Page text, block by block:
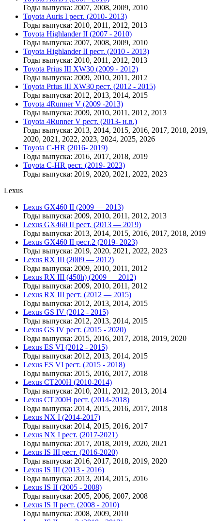
Годы выпуска: 2007, 2008, 2009, 2010
Toyota Auris I рест. (2010- 2013)
Годы выпуска: 2010, 2011, 2012, 2013
Toyota Highlander II (2007 - 2010)
Годы выпуска: 2007, 2008, 2009, 2010
Toyota Highlander II рест. (2010 - 2013)
Годы выпуска: 2010, 2011, 2012, 2013
Toyota Prius III XW30 (2009 - 2012)
Годы выпуска: 2009, 2010, 2011, 2012
Toyota Prius III XW30 рест. (2012 - 2015)
Годы выпуска: 2012, 2013, 2014, 2015
Toyota 4Runner V (2009 -2013)
Годы выпуска: 2009, 2010, 2011, 2012, 2013
Toyota 4Runner V рест. (2013- н.в.)
Годы выпуска: 2013, 2014, 2015, 2016, 2017, 2018, 2019,
2020, 2021, 2022, 2023, 2024, 2025, 2026
Toyota C-HR (2016- 2019)
Годы выпуска: 2016, 2017, 2018, 2019
Toyota C-HR рест. (2019- 2023)
Годы выпуска: 2019, 2020, 2021, 2022, 2023
Lexus
Lexus GX460 II (2009 — 2013)
Годы выпуска: 2009, 2010, 2011, 2012, 2013
Lexus GX460 II рест. (2013 — 2019)
Годы выпуска: 2013, 2014, 2015, 2016, 2017, 2018, 2019
Lexus GX460 II рест.2 (2019- 2023)
Годы выпуска: 2019, 2020, 2021, 2022, 2023
Lexus RX III (2009 — 2012)
Годы выпуска: 2009, 2010, 2011, 2012
Lexus RX III (450h) (2009 — 2012)
Годы выпуска: 2009, 2010, 2011, 2012
Lexus RX III рест. (2012 — 2015)
Годы выпуска: 2012, 2013, 2014, 2015
Lexus GS IV (2012 - 2015)
Годы выпуска: 2012, 2013, 2014, 2015
Lexus GS IV рест. (2015 - 2020)
Годы выпуска: 2015, 2016, 2017, 2018, 2019, 2020
Lexus ES VI (2012 - 2015)
Годы выпуска: 2012, 2013, 2014, 2015
Lexus ES VI рест. (2015 - 2018)
Годы выпуска: 2015, 2016, 2017, 2018
Lexus CT200H (2010-2014)
Годы выпуска: 2010, 2011, 2012, 2013, 2014
Lexus CT200H рест. (2014-2018)
Годы выпуска: 2014, 2015, 2016, 2017, 2018
Lexus NX I (2014-2017)
Годы выпуска: 2014, 2015, 2016, 2017
Lexus NX I рест. (2017-2021)
Годы выпуска: 2017, 2018, 2019, 2020, 2021
Lexus IS III рест. (2016-2020)
Годы выпуска: 2016, 2017, 2018, 2019, 2020
Lexus IS III (2013 - 2016)
Годы выпуска: 2013, 2014, 2015, 2016
Lexus IS II (2005 - 2008)
Годы выпуска: 2005, 2006, 2007, 2008
Lexus IS II рест. (2008 - 2010)
Годы выпуска: 2008, 2009, 2010